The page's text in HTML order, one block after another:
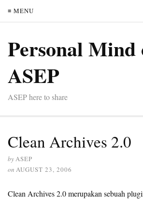
≡ MENU
Personal Mind
ASEP
ASEP here to share
Clean Archives 2.0
byASEP
on AUGUST 23, 2006
Clean Archives 2.0 merupakan sebuah